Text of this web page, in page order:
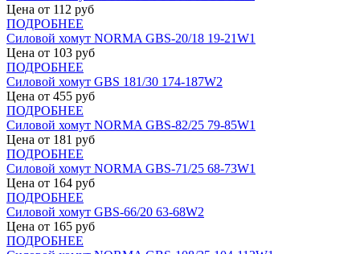
Цена от 112 руб
ПОДРОБНЕЕ
Силовой хомут NORMA GBS-20/18 19-21W1
Цена от 103 руб
ПОДРОБНЕЕ
Силовой хомут GBS 181/30 174-187W2
Цена от 455 руб
ПОДРОБНЕЕ
Силовой хомут NORMA GBS-82/25 79-85W1
Цена от 181 руб
ПОДРОБНЕЕ
Силовой хомут NORMA GBS-71/25 68-73W1
Цена от 164 руб
ПОДРОБНЕЕ
Силовой хомут GBS-66/20 63-68W2
Цена от 165 руб
ПОДРОБНЕЕ